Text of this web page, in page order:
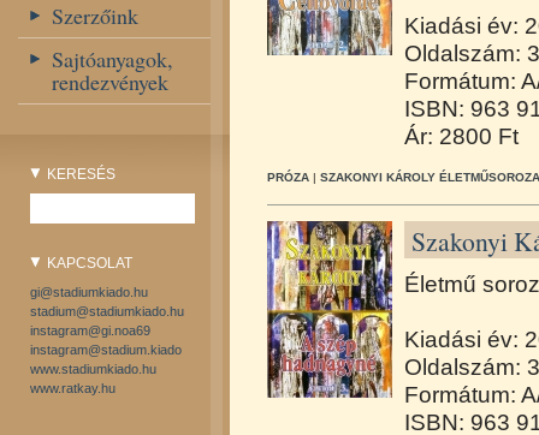
Szerzőink
Sajtóanyagok,
rendezvények
KERESÉS
KAPCSOLAT
gi@stadiumkiado.hu
stadium@stadiumkiado.hu
instagram@gi.noa69
instagram@stadium.kiado
www.stadiumkiado.hu
www.ratkay.hu
Kiadási év:
Oldalszám:
Formátum:
ISBN: 963
Ár: 2800 Ft
PRÓZA | SZAKONYI KÁROLY
Szakonyi
Életmű
Kiadási év:
Oldalszám:
Formátum:
ISBN: 963